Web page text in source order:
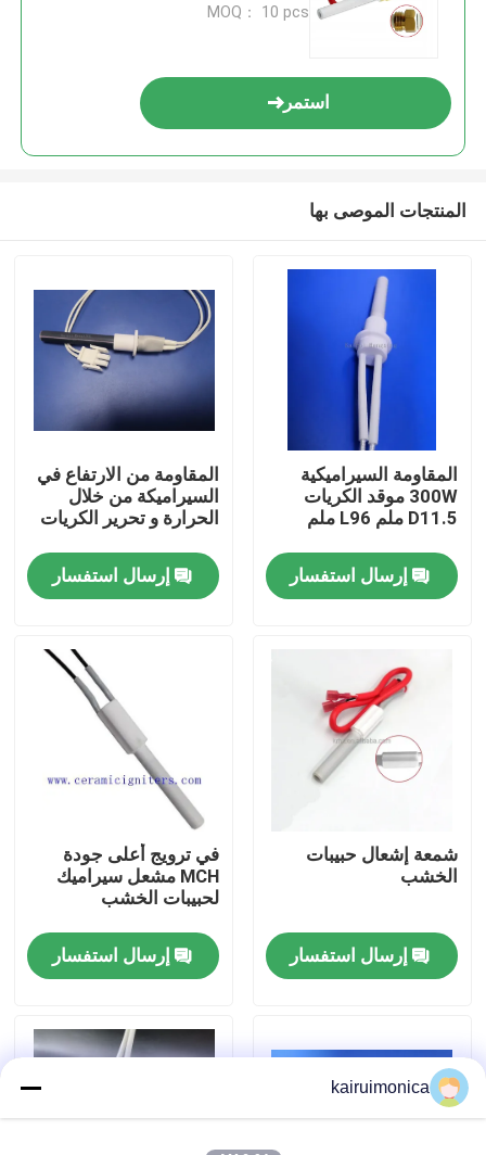
المنزل
منتجات
أشرطة فيديو
عرض الواقع الافتراضي
جولة في المعمل
رقابة جودة
أخبار
MOQ： 10 pcs
استمر
المنتجات الموصى بها
المقاومة السيراميكية
300W موقد الكريات
D11.5 ملم L96 ملم
إرسال استفسار
المقاومة من الارتفاع في
السيراميكة من خلال
الحرارة و تحرير الكريات
إرسال استفسار
شمعة إشعال حبيبات
الخشب
إرسال استفسار
في ترويج أعلى جودة
MCH مشعل سيراميك
لحبيبات الخشب
إرسال استفسار
kairuimonica